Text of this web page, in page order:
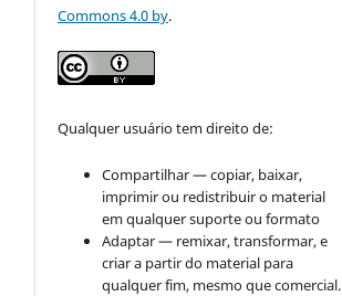
Commons 4.0 by.
Qualquer usuário tem direito de:
Compartilhar — copiar, baixar,
imprimir ou redistribuir o material
em qualquer suporte ou formato
Adaptar — remixar, transformar, e
criar a partir do material para
qualquer fim, mesmo que comercial.